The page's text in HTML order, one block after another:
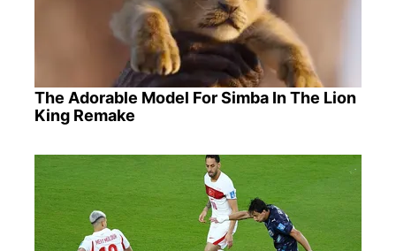
The Adorable Model For Simba In The Lion
King Remake